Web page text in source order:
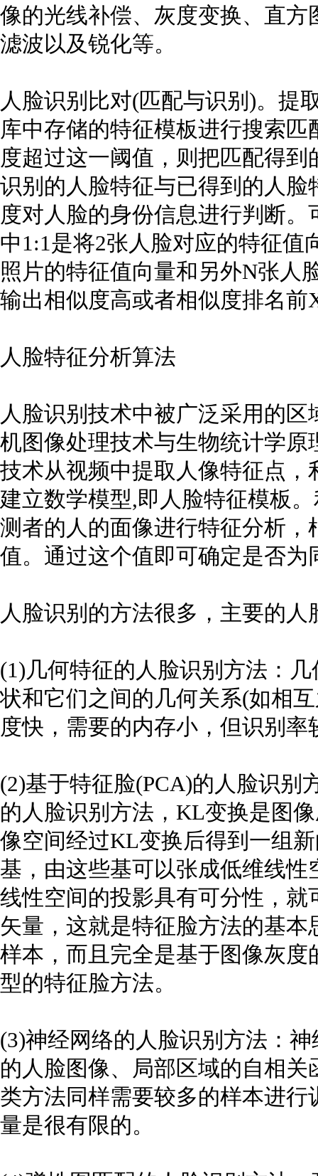
像的光线补偿、灰度变换、直
滤波以及锐化等。
人脸识别比对(匹配与识别)。提
库中存储的特征模板进行搜索
度超过这一阈值，则把匹配得
识别的人脸特征与已得到的人
度对人脸的身份信息进行判断
中1:1是将2张人脸对应的特征值
照片的特征值向量和另外N张人
输出相似度高或者相似度排名前
人脸特征分析算法
人脸识别技术中被广泛采用的
机图像处理技术与生物统计学
技术从视频中提取人像特征点
建立数学模型,即人脸特征模板
测者的人的面像进行特征分析
值。通过这个值即可确定是否为
人脸识别的方法很多，主要的人
(1)几何特征的人脸识别方法：
状和它们之间的几何关系(如相
度快，需要的内存小，但识别率
(2)基于特征脸(PCA)的人脸识别
的人脸识别方法，KL变换是图
像空间经过KL变换后得到一组
基，由这些基可以张成低维线
线性空间的投影具有可分性，
矢量，这就是特征脸方法的基
样本，而且完全是基于图像灰
型的特征脸方法。
(3)神经网络的人脸识别方法：
的人脸图像、局部区域的自相
类方法同样需要较多的样本进
量是很有限的。